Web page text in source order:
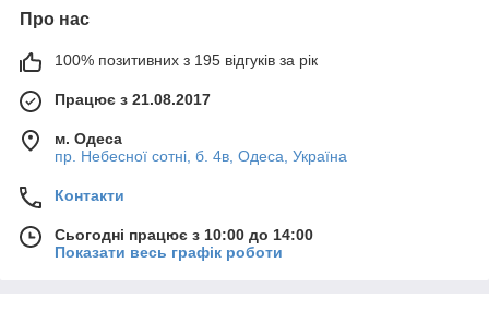
Про нас
100% позитивних з 195 відгуків за рік
Працює з 21.08.2017
м. Одеса
пр. Небесної сотні, б. 4в, Одеса, Україна
Контакти
Сьогодні працює з 10:00 до 14:00
Показати весь графік роботи